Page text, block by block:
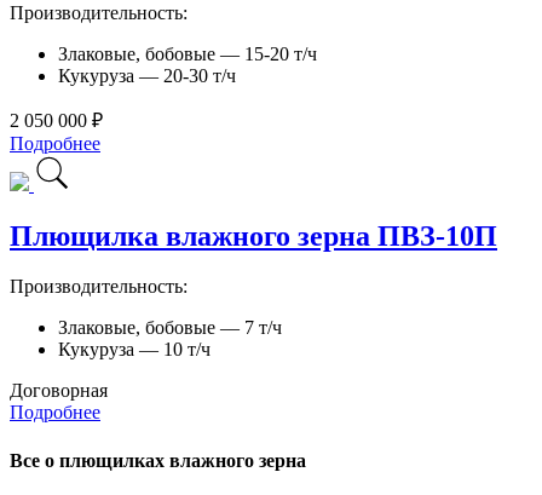
Производительность:
Злаковые, бобовые — 15-20 т/ч
Кукуруза — 20-30 т/ч
2 050 000 ₽
Подробнее
Плющилка влажного зерна ПВЗ-10П
Производительность:
Злаковые, бобовые — 7 т/ч
Кукуруза — 10 т/ч
Договорная
Подробнее
Все о плющилках влажного зерна